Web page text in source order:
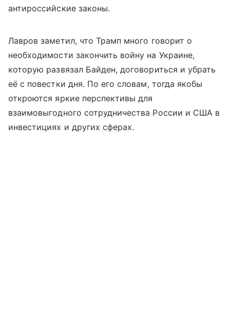
антироссийские законы.
Лавров заметил, что Трамп много говорит о
необходимости закончить войну на Украине,
которую развязал Байден, договориться и убрать
её с повестки дня. По его словам, тогда якобы
откроются яркие перспективы для
взаимовыгодного сотрудничества России и США в
инвестициях и других сферах.